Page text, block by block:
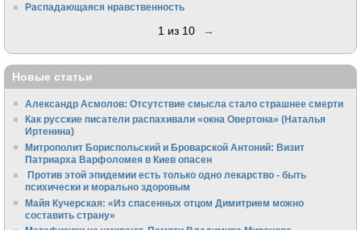
Распадающаяся нравственность
1 из 10 →
Новые статьи
Александр Асмолов: Отсутствие смысла стало страшнее смерти
Как русские писатели распахивали «окна Овертона» (Наталья
Иртенина)
Митрополит Бориспольский и Броварской Антоний: Визит
Патриарха Варфоломея в Киев опасен
Против этой эпидемии есть только одно лекарство - быть
психически и морально здоровым
Майя Кучерская: «Из спасенных отцом Димитрием можно
составить страну»